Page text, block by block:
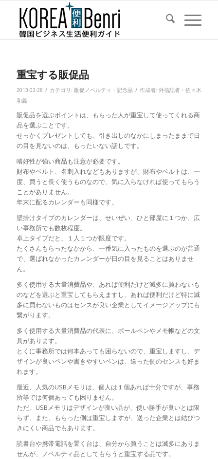
重宝する販促品
2013-02-28 / カテゴリ: 販促ノベルティ・記念品 / 作成者: 外信記者・佐々木
和義
販促品を選ぶポイントは、もらった人が重宝して使ってくれる商
品を選ぶことです。
せっかくプレゼントしても、引き出しのなかにしまったままで日
の目を見ないのは、もったいない話しです。
嗜好性が強い商品も注意が必要です。
財布やベルト、名刺入れなどもありますが、財布やベルトは、一
度、買うと長く使うものなので、気に入らなければ使ってもらう
ことがありません。
年末に配るカレンダーも同様です。
壁掛けタイプのカレンダーは、せいぜい、ひと部屋に１つか、広
い事務所でも数枚程度。
卓上タイプだと、１人１つが限度です。
たくさんもらったなかから、一番気に入ったものを選ぶのが普通
で、選ばれなかったカレンダーが日の目を見ることはありませ
ん。
多く使用する大量消費品や、あれば便利だけど滅多に買わないも
のなどを選ぶと重宝してもらえますし、あれば便利だけど特に滅
多に買わないものはセンスが良い企業としてイメージアップにも
繋がります。
多く使用する大量消費品の代表に、ボールペンやメモ帳などの文
具があります。
とくに事務所では何本あっても困らないので、重宝しますし、デ
ザインが良いペンや書きやすいペンは、送った側のセンスも好ま
れます。
最近、人気のUSBメモリは、個人は１個あれば十分ですが、事務
所等では何個あっても困りません。
ただ、USBメモリはデザインが良い品が、使い勝手が良いとは限
らず、また、もらった側は重宝しますが、送った企業とは結びつ
きにくい商品でもあります。
読書台や携帯電話を置く台は、自分から買うことは滅多にありま
せんが、ノベルティ品としてもらうと重宝する品です。